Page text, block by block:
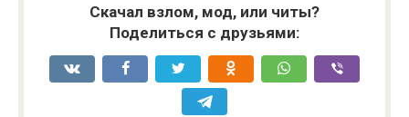
Скачал взлом, мод, или читы?
Поделиться с друзьями: